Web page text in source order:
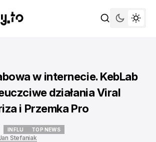
w internecie. KebLab
działania Viral
i Przemka Pro
INFLU TOP NEWS
Stefaniak